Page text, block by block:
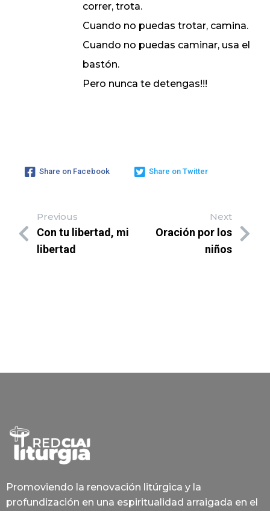
correr, trota.
Cuando no puedas trotar, camina.
Cuando no puedas caminar, usa el
bastón.
Pero nunca te detengas!!!
Share on Facebook Share on Twitter
Previous
Con tu libertad, mi
libertad
Next
Oración por los
niños
Promoviendo la renovación litúrgica y la
profundización en una espiritualidad arraigada en el